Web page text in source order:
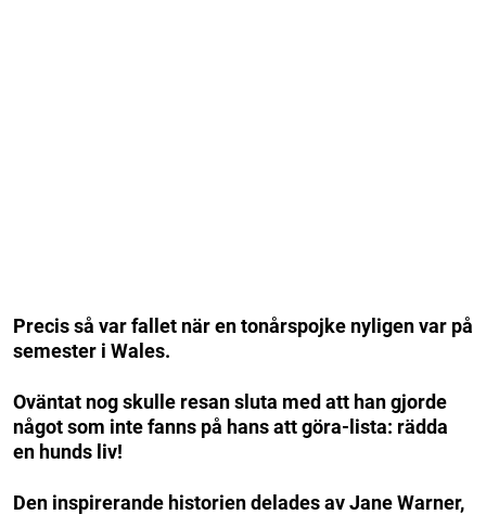
Precis så var fallet när en tonårspojke nyligen var på
semester i Wales.
Oväntat nog skulle resan sluta med att han gjorde
något som inte fanns på hans att göra-lista: rädda
en hunds liv!
Den inspirerande historien delades av Jane Warner,